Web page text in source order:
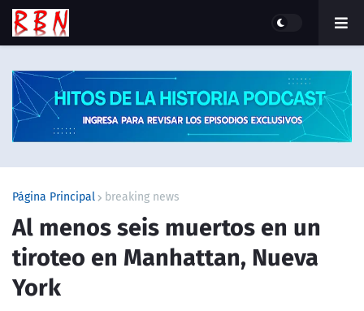
Página Principal breaking news
Al menos seis muertos en un
tiroteo en Manhattan, Nueva
York